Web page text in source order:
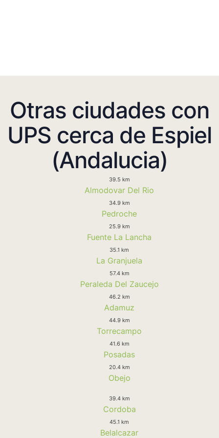
Otras ciudades con
UPS cerca de Espiel
(Andalucia)
39.5 km
Almodovar Del Rio
34.9 km
Pedroche
25.9 km
Fuente La Lancha
35.1 km
La Granjuela
57.4 km
Peraleda Del Zaucejo
46.2 km
Adamuz
44.9 km
Torrecampo
41.6 km
Posadas
20.4 km
Obejo
39.4 km
Cordoba
45.1 km
Belalcazar